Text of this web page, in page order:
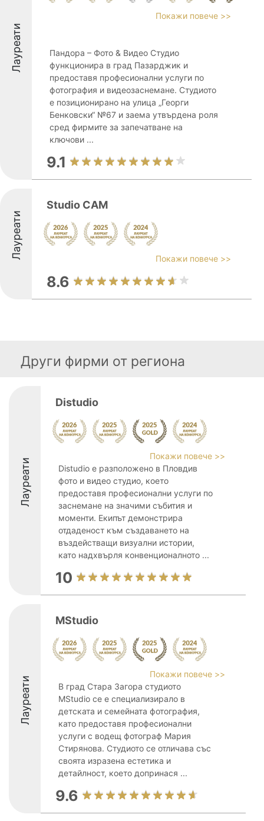
Лауреати
Покажи повече >>
Пандора – Фото & Видео Студио
функционира в град Пазарджик и
предоставя професионални услуги по
фотография и видеозаснемане. Студиото
е позиционирано на улица „Георги
Бенковски“ №67 и заема утвърдена роля
сред фирмите за запечатване на
ключови ...
9.1
Лауреати
Studio CAM
Покажи повече >>
8.6
Други фирми от региона
Лауреати
Distudio
Покажи повече >>
Distudio е разположено в Пловдив
фото и видео студио, което
предоставя професионални услуги по
заснемане на значими събития и
моменти. Екипът демонстрира
отдаденост към създаването на
въздействащи визуални истории,
като надхвърля конвенционалното ...
10
Лауреати
MStudio
Покажи повече >>
В град Стара Загора студиото
MStudio се е специализирало в
детската и семейната фотография,
като предоставя професионални
услуги с водещ фотограф Мария
Стирянова. Студиото се отличава със
своята изразена естетика и
детайлност, което допринася ...
9.6